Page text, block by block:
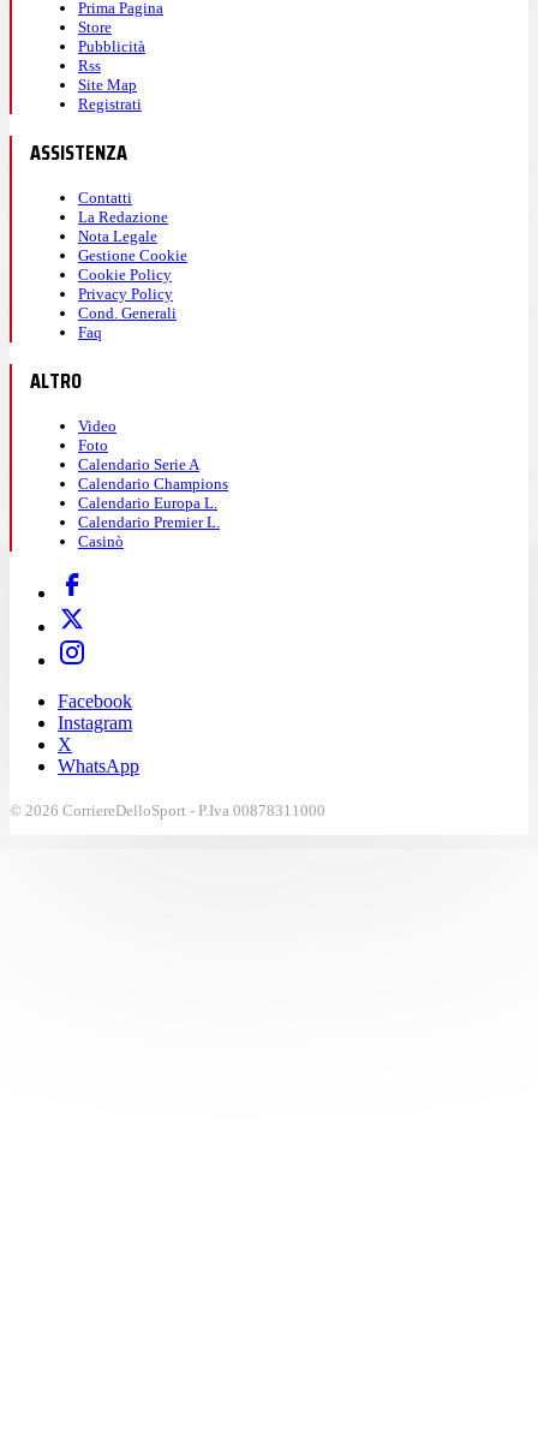
Prima Pagina
Store
Pubblicità
Rss
Site Map
Registrati
ASSISTENZA
Contatti
La Redazione
Nota Legale
Gestione Cookie
Cookie Policy
Privacy Policy
Cond. Generali
Faq
ALTRO
Video
Foto
Calendario Serie A
Calendario Champions
Calendario Europa L.
Calendario Premier L.
Casinò
Facebook
Instagram
X
WhatsApp
© 2026 CorriereDelloSport - P.Iva 00878311000